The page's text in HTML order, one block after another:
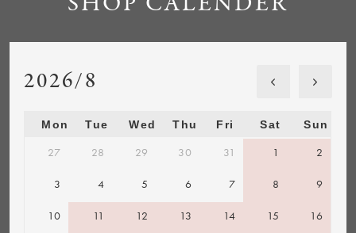
2026/8
Mon Tue Wed Thu Fri Sat Sun
27 28 29 30 31 1 2
3 4 5 6 7 8 9
10 11 12 13 14 15 16